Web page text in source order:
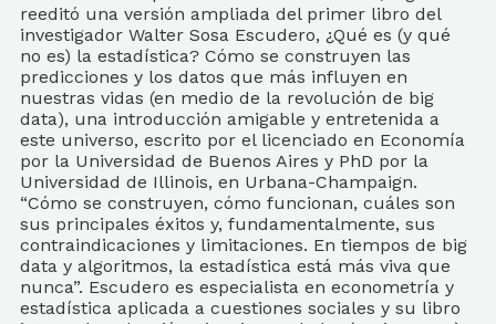
reeditó una versión ampliada del primer libro del
investigador Walter Sosa Escudero, ¿Qué es (y qué
no es) la estadística? Cómo se construyen las
predicciones y los datos que más influyen en
nuestras vidas (en medio de la revolución de big
data), una introducción amigable y entretenida a
este universo, escrito por el licenciado en Economía
por la Universidad de Buenos Aires y PhD por la
Universidad de Illinois, en Urbana-Champaign.
“Cómo se construyen, cómo funcionan, cuáles son
sus principales éxitos y, fundamentalmente, sus
contraindicaciones y limitaciones. En tiempos de big
data y algoritmos, la estadística está más viva que
nunca”. Escudero es especialista en econometría y
estadística aplicada a cuestiones sociales y su libro